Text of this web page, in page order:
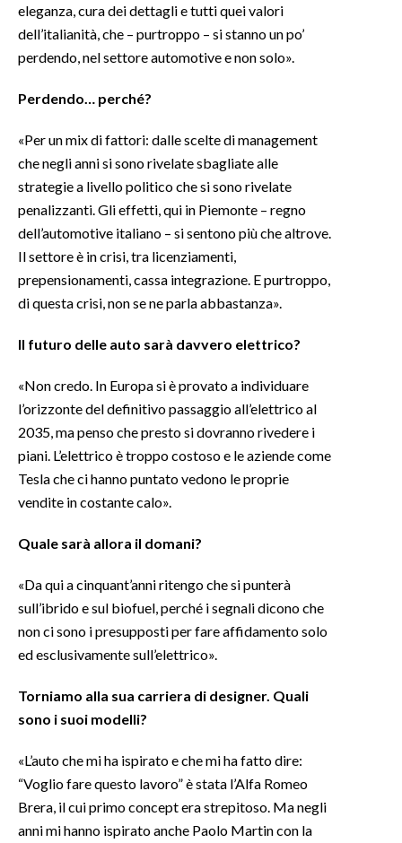
eleganza, cura dei dettagli e tutti quei valori
dell’italianità, che – purtroppo – si stanno un po’
perdendo, nel settore automotive e non solo».
Perdendo… perché?
«Per un mix di fattori: dalle scelte di management
che negli anni si sono rivelate sbagliate alle
strategie a livello politico che si sono rivelate
penalizzanti. Gli effetti, qui in Piemonte – regno
dell’automotive italiano – si sentono più che altrove.
Il settore è in crisi, tra licenziamenti,
prepensionamenti, cassa integrazione. E purtroppo,
di questa crisi, non se ne parla abbastanza».
Il futuro delle auto sarà davvero elettrico?
«Non credo. In Europa si è provato a individuare
l’orizzonte del definitivo passaggio all’elettrico al
2035, ma penso che presto si dovranno rivedere i
piani. L’elettrico è troppo costoso e le aziende come
Tesla che ci hanno puntato vedono le proprie
vendite in costante calo».
Quale sarà allora il domani?
«Da qui a cinquant’anni ritengo che si punterà
sull’ibrido e sul biofuel, perché i segnali dicono che
non ci sono i presupposti per fare affidamento solo
ed esclusivamente sull’elettrico».
Torniamo alla sua carriera di designer. Quali
sono i suoi modelli?
«L’auto che mi ha ispirato e che mi ha fatto dire:
“Voglio fare questo lavoro” è stata l’Alfa Romeo
Brera, il cui primo concept era strepitoso. Ma negli
anni mi hanno ispirato anche Paolo Martin con la